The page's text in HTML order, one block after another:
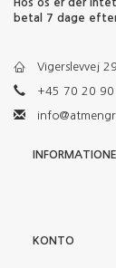
betal 7 dage
Vigerslevvej
+45 70 20 90
KONTO